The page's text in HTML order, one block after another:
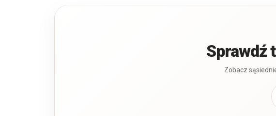
Sprawdź
Zobacz